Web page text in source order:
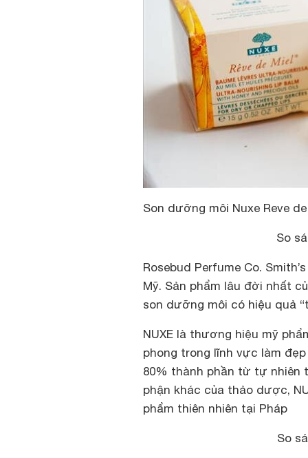
Son dưỡng môi Nuxe Reve
So
Rosebud Perfume Co.
Mỹ. Sản phẩm lâu đời nhất
son dưỡng môi có hiệu quả
NUXE là thương hiệu mỹ
phong trong lĩnh vực làm
80% thành phần từ tự
phận khác của thảo dược,
phẩm thiên nhiên tại Pháp
So